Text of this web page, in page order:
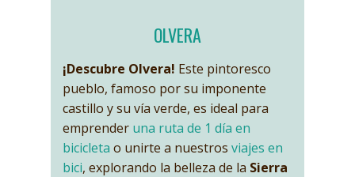
OLVERA
¡Descubre Olvera! Este pintoresco
pueblo, famoso por su imponente
castillo y su vía verde, es ideal para
emprender una ruta de 1 día en
bicicleta o unirte a nuestros viajes en
bici, explorando la belleza de la Sierra